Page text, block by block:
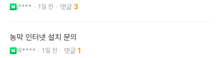
j**** 1일 전 3
농막 인터넷 설치 문의
박**** 1일 전 1